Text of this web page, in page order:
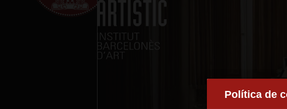
Inici
Reial Cercle ArtísticPolítica de